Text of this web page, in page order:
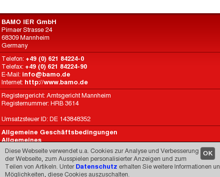
OK
Diese Webseite verwendet u.a. Cookies zur Analyse und Verbesserung
der Webseite, zum Ausspielen personalisierter Anzeigen und zum
Teilen von Artikeln. Unter Datenschutz erhalten Sie weitere Informationen
Möglichkeiten, diese Cookies auszuschalten.
BAMO IER GmbH
Pirnaer Strasse 24
68309 Mannheim
Germany
Telefon: +49 (0) 621 84224-0
Telefax: +49 (0) 621 84224-90
E-Mail: info@bamo.de
Internet: http://www.bamo.de
Registergericht: Amtsgericht Mannheim
Registernummer: HRB 3614
Umsatzsteuer ID: DE 143848352
Allgemeine Geschäftsbedingungen
Allgemeines
Datenschutz
BAMO International
Made byCARIMEDIAsince 1998